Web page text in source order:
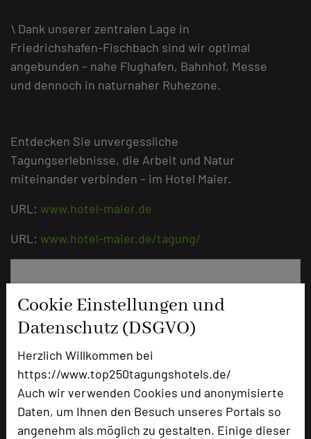
Cookie Einstellungen und
Datenschutz (DSGVO)
Herzlich Willkommen bei
https://www.top250tagungshotels.de/
Auch wir verwenden Cookies und anonymisierte
Daten, um Ihnen den Besuch unseres Portals so
angenehm als möglich zu gestalten. Einige dieser
\ Dank unserer zentralen Lage in
Friedrichshafen-Fischbach sind wir optimal
angebunden – nahe Flughafen, Bahnhof, Messe
und dennoch in naturnaher Ruhezone.
Entdecken Sie unvergessliche
Tagungserlebnisse, die Arbeit und Natur
miteinander verbinden – im Hotel Maier.
URL: www.hotel-maier.de
URL: www.hotel-maier.de/tagung/
Hotel Maier